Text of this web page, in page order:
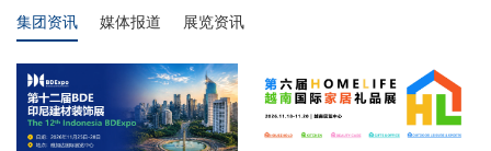
集团资讯 媒体报道 展览资讯